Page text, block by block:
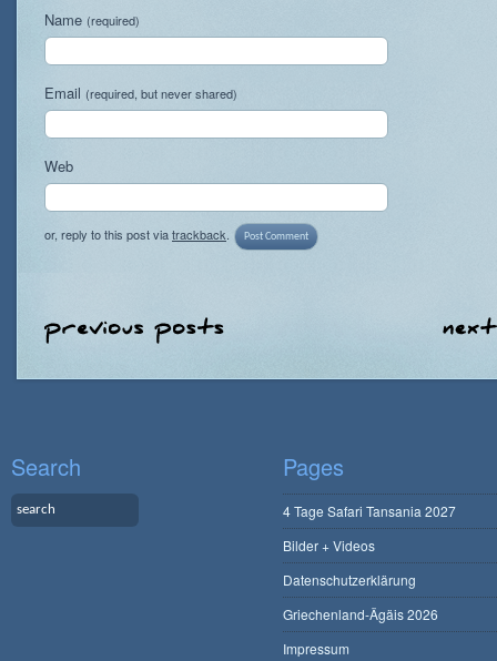
Name (required)
Email (required, but never shared)
Web
or, reply to this post viatrackback
Search Pages
4 Tage Safari Tansania 2027
Bilder + Videos
Datenschutzerklärung
Griechenland-Ägäis 2026
Impressum